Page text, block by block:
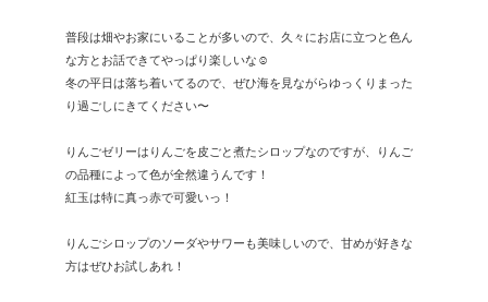
普段は畑やお家にいることが多いので、久々にお店に立つと色ん
な方とお話できてやっぱり楽しいな☺️
冬の平日は落ち着いてるので、ぜひ海を見ながらゆっくりまった
り過ごしにきてください〜
りんごゼリーはりんごを皮ごと煮たシロップなのですが、りんご
の品種によって色が全然違うんです！
紅玉は特に真っ赤で可愛いっ！
りんごシロップのソーダやサワーも美味しいので、甘めが好きな
方はぜひお試しあれ！